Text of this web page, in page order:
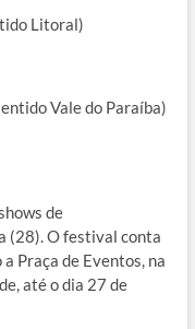
Litoral)
Vale do Paraíba)
de
(28). O festival conta
Praça de Eventos, na
até o dia 27 de